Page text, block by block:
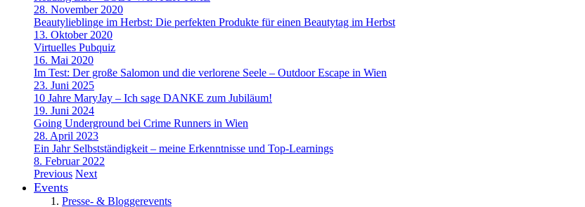
28. November 2020
Beautylieblinge im Herbst: Die perfekten Produkte für einen Beautytag im Herbst
13. Oktober 2020
Virtuelles Pubquiz
16. Mai 2020
Im Test: Der große Salomon und die verlorene Seele – Outdoor Escape in Wien
23. Juni 2025
10 Jahre MaryJay – Ich sage DANKE zum Jubiläum!
19. Juni 2024
Going Underground bei Crime Runners in Wien
28. April 2023
Ein Jahr Selbstständigkeit – meine Erkenntnisse und Top-Learnings
8. Februar 2022
Previous Next
Events
Presse- & Bloggerevents